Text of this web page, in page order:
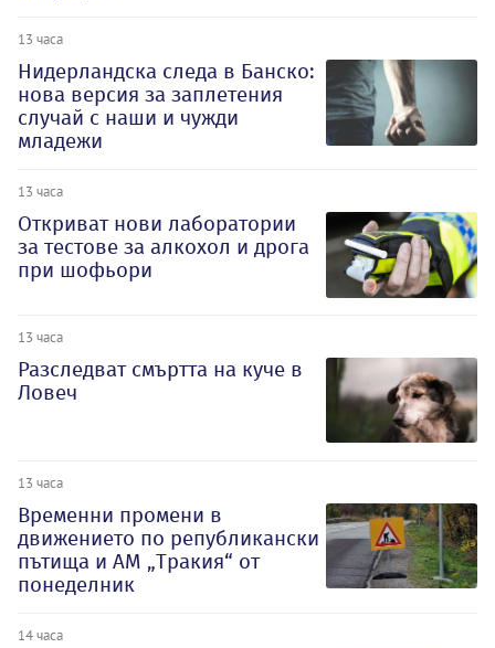
13 часа
Нидерландска следа в Банско:
нова версия за заплетения
случай с наши и чужди
младежи
13 часа
Откриват нови лаборатории
за тестове за алкохол и дрога
при шофьори
13 часа
Разследват смъртта на куче в
Ловеч
13 часа
Временни промени в
движението по републикански
пътища и АМ „Тракия“ от
понеделник
14 часа